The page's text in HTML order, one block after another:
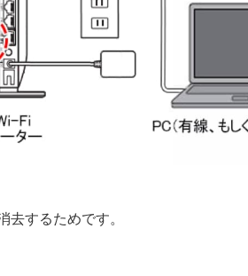
去するためです。